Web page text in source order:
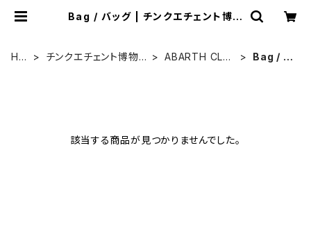
Bag / バッグ | チンクエチェント博物
HO
チンクエチェント博物
ABARTH CLU
Bag / バ
該当する商品が見つかりませんでした。